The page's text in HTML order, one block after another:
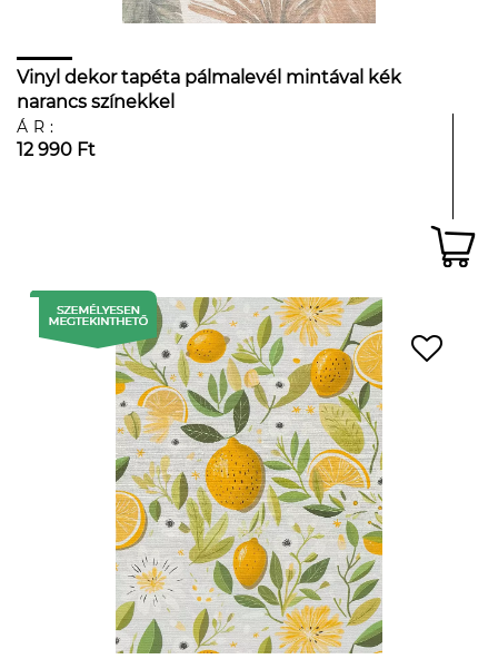
Vinyl dekor tapéta pálmalevél mintával kék
narancs színekkel
ÁR:
12 990 Ft